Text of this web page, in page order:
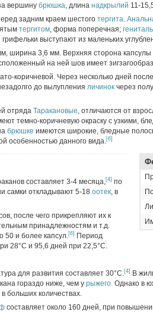
вершину брюшка, длина надкрылий 11-
задним краем шестого тергита.
тергитом, форма поперечная;
выступают из маленьких
ширина 3,6 мм. Верхняя сторона капсулы
на ней шов имеет
коричневой. Через несколько дней
до вылупления личинок через
отряда Таракановые, отличаются от
темно-коричневую окраску с узкими,
брюшке имеются широкие, бледные
особенностью данного вида.[6]
составляет 3-4 месяца,[4] по
самки откладывают 5-18 оотек, в
после чего прикрепляют их к
принадлежностям и т.д.
50 и более капсул.[6]
Период
28°С и 95,6 дней при 22,5°С.
для развития составляет 30°С.[4]
В
гораздо ниже, чем у рыжего. Однако в
больших количествах.
составляет около 160 дней, при